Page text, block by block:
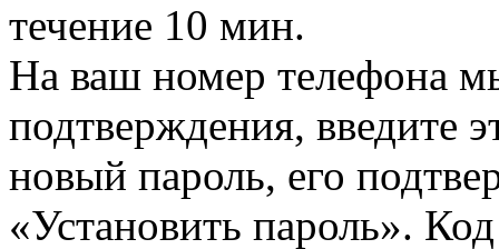
течение 10 мин.
На ваш номер телефона
подтверждения, введите
новый пароль, его
«Установить пароль».